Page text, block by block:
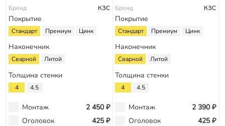
Бренд КЗС
Покрытие
Стандарт Премиум Цинк
Наконечник
Сварной Литой
Толщина стенки
4 4.5
Монтаж
2 450 ₽
Оголовок
425 ₽
Бренд КЗС
Покрытие
Стандарт Премиум Цинк
Наконечник
Сварной Литой
Толщина стенки
4 4.5
Монтаж
2 390 ₽
Оголовок
425 ₽